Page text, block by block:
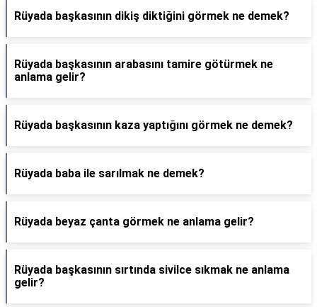
Rüyada başkasının dikiş diktiğini görmek ne demek?
Rüyada başkasının arabasını tamire götürmek ne
anlama gelir?
Rüyada başkasının kaza yaptığını görmek ne demek?
Rüyada baba ile sarılmak ne demek?
Rüyada beyaz çanta görmek ne anlama gelir?
Rüyada başkasının sırtında sivilce sıkmak ne anlama
gelir?